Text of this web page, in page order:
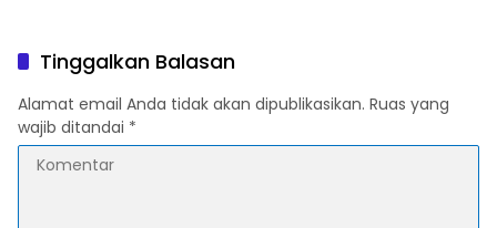
Tinggalkan Balasan
Alamat email Anda tidak akan dipublikasikan. Ruas yang
wajib ditandai *